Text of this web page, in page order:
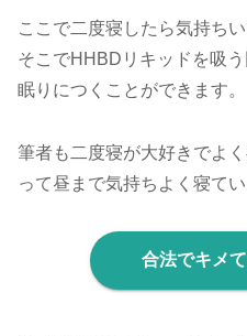
ここで二度寝したら気持ち
そこでHHBDリキッドを吸
眠りにつくことができます。
筆者も二度寝が大好きでよ
って昼まで気持ちよく寝て
合法でキメ